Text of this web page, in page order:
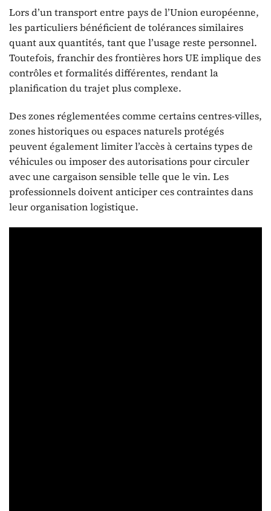
Lors d’un transport entre pays de l’Union européenne,
les particuliers bénéficient de tolérances similaires
quant aux quantités, tant que l’usage reste personnel.
Toutefois, franchir des frontières hors UE implique des
contrôles et formalités différentes, rendant la
planification du trajet plus complexe.
Des zones réglementées comme certains centres-villes,
zones historiques ou espaces naturels protégés
peuvent également limiter l’accès à certains types de
véhicules ou imposer des autorisations pour circuler
avec une cargaison sensible telle que le vin. Les
professionnels doivent anticiper ces contraintes dans
leur organisation logistique.